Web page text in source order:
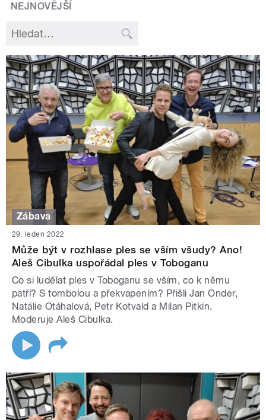
NEJNOVĚJŠÍ
Zábava
29. leden 2022
Může být v rozhlase ples se vším všudy? Ano!
Aleš Cibulka uspořádal ples v Toboganu
Co si ludělat ples v Toboganu se vším, co k němu
patří? S tombolou a překvapením? Přišli Jan Onder,
Natálie Otáhalová, Petr Kotvald a Milan Pitkin.
Moderuje Aleš Cibulka.